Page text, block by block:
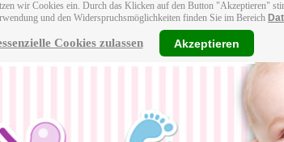
wir Cookies ein. Durch das Klicken auf den Button "Akzeptieren"
und den Widerspruchsmöglichkeiten finden Sie im Bereich
Cookies zulassen Akzeptieren